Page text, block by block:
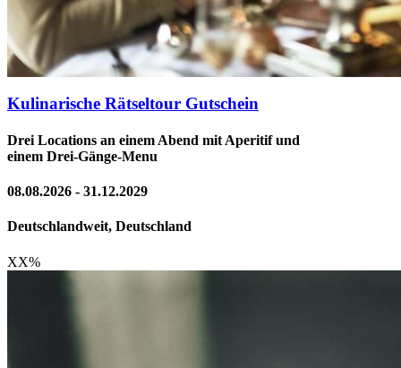
Kulinarische Rätseltour Gutschein
Drei Locations an einem Abend mit Aperitif und
einem Drei-Gänge-Menu
08.08.2026 - 31.12.2029
Deutschlandweit, Deutschland
XX%